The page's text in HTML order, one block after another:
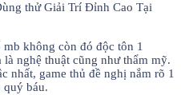
mb không còn đó độc tôn 1
nghệ thuật cũng như thẩm mỹ.
nhất, game thủ đề nghị nắm rõ 1
quý báu.